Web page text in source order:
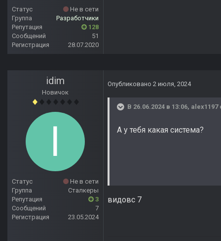
Статус
Не в сети
Группа
Разработчики
Репутация
128
Сообщений
51
Регистрация
28.07.2020
idim
Новичок
Статус
Не в сети
Группа
Сталкеры
Репутация
3
Сообщений
7
Регистрация
23.05.2024
Опубликовано 2 июля, 2024
В 26.06.2024 в 13:06, alex1197
А у тебя какая система?
видовс 7